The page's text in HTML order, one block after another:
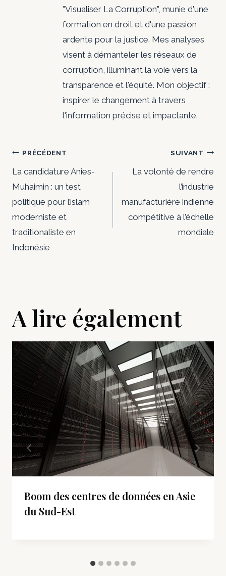
"Visualiser La Corruption", munie d'une
formation en droit et d'une passion
ardente pour la justice. Mes analyses
visent à démanteler les réseaux de
corruption, illuminant la voie vers la
transparence et l'équité. Mon objectif :
inspirer le changement à travers
l'information précise et impactante.
Navigation
de
l’article
PRÉCÉDENT
La candidature Anies-
Muhaimin : un test
politique pour l’islam
moderniste et
traditionaliste en
Indonésie
SUIVANT
La volonté de rendre
l’industrie
manufacturière indienne
compétitive à l’échelle
mondiale
A lire également
Boom des centres de données en Asie
du Sud-Est